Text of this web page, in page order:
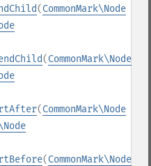
(CommonMark\Node
(CommonMark\Node
(CommonMark\Node
(CommonMark\Node